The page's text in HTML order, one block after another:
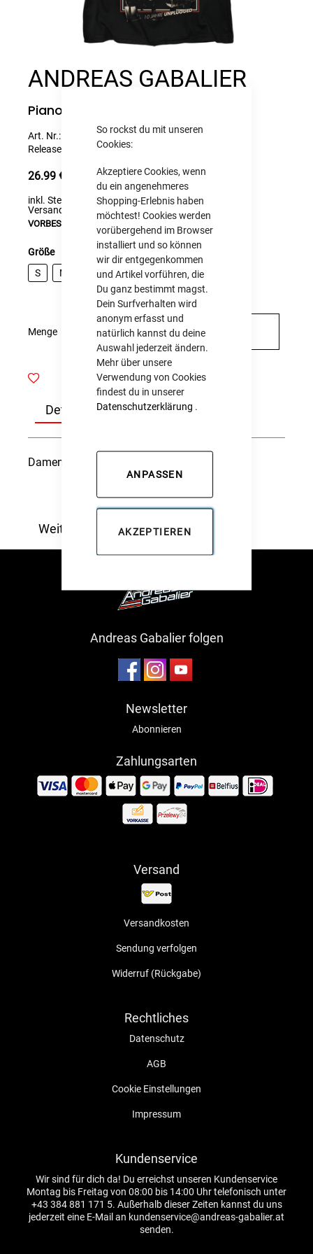
So rockst du mit unseren
Cookies:
Akzeptiere Cookies, wenn
du ein angenehmeres
Shopping-Erlebnis haben
möchtest! Cookies werden
vorübergehend im Browser
installiert und so können
wir dir entgegenkommen
und Artikel vorführen, die
Du ganz bestimmt magst.
Dein Surfverhalten wird
anonym erfasst und
natürlich kannst du deine
Auswahl jederzeit ändern.
Mehr über unsere
Verwendung von Cookies
findest du in unserer
Datenschutzerklärung .
AKZEPTIEREN
ANPASSEN
the
beginning
the
images
ANDREAS GABALIER
Piano - Damen T-Shirt
Art. Nr.:
Release:
28/08/2026
26.99 €
inkl. Steuern
exkl.
Versandkosten
VORBESTELLUNG
Größe
S
M XL XXL
Menge VORBESTELLEN
Details
Damen T-Shirt
Weitere Informationen
Andreas Gabalier folgen
Newsletter
Abonnieren
Zahlungsarten
Versand
Versandkosten
Sendung verfolgen
Widerruf (Rückgabe)
Rechtliches
Datenschutz
AGB
Cookie Einstellungen
Impressum
Kundenservice
Wir sind für dich da! Du erreichst unseren Kundenservice
Montag bis Freitag von 08:00 bis 14:00 Uhr telefonisch unter
+43 384 881 171 5. Außerhalb dieser Zeiten kannst du uns
jederzeit eine E-Mail an kundenservice@andreas-gabalier.at
senden.